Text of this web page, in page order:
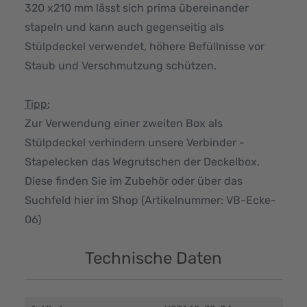
320 x210 mm lässt sich prima übereinander
stapeln und kann auch gegenseitig als
Stülpdeckel verwendet, höhere Befüllnisse vor
Staub und Verschmutzung schützen.
Tipp:
Zur Verwendung einer zweiten Box als
Stülpdeckel verhindern unsere Verbinder -
Stapelecken das Wegrutschen der Deckelbox.
Diese finden Sie im Zubehör oder über das
Suchfeld hier im Shop (Artikelnummer: VB-Ecke-
06)
Technische Daten